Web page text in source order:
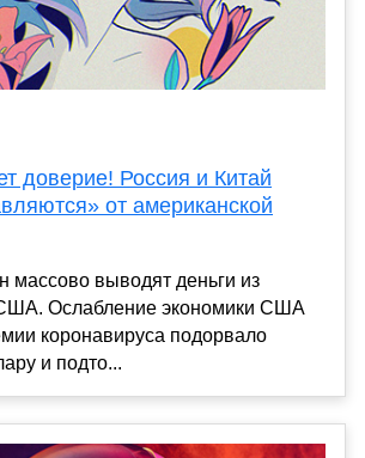
доверие! Россия и Китай
от американской
массово выводят деньги из
США. Ослабление экономики США
коронавируса подорвало
и подто...